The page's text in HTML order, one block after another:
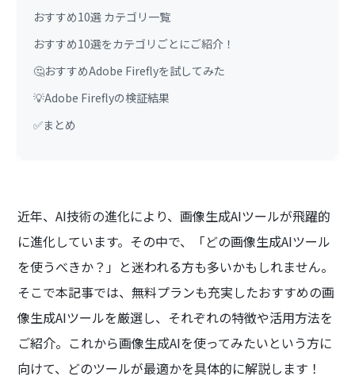
おすすめ10選 カテゴリ一覧
おすすめ10選をカテゴリごとにご紹介！
🤔おすすめAdobe Fireflyを試してみた
💡Adobe Fireflyの検証結果
✅まとめ
近年、AI技術の進化により、画像生成AIツールが飛躍的
に進化しています。その中で、「どの画像生成AIツール
を使うべきか？」と迷われる方も多いかもしれません。
そこで本記事では、無料プランも充実したおすすめの画
像生成AIツールを厳選し、それぞれの特徴や活用方法を
ご紹介。これから画像生成AIを使ってみたいという方に
向けて、どのツールが最適かを具体的に解説します！